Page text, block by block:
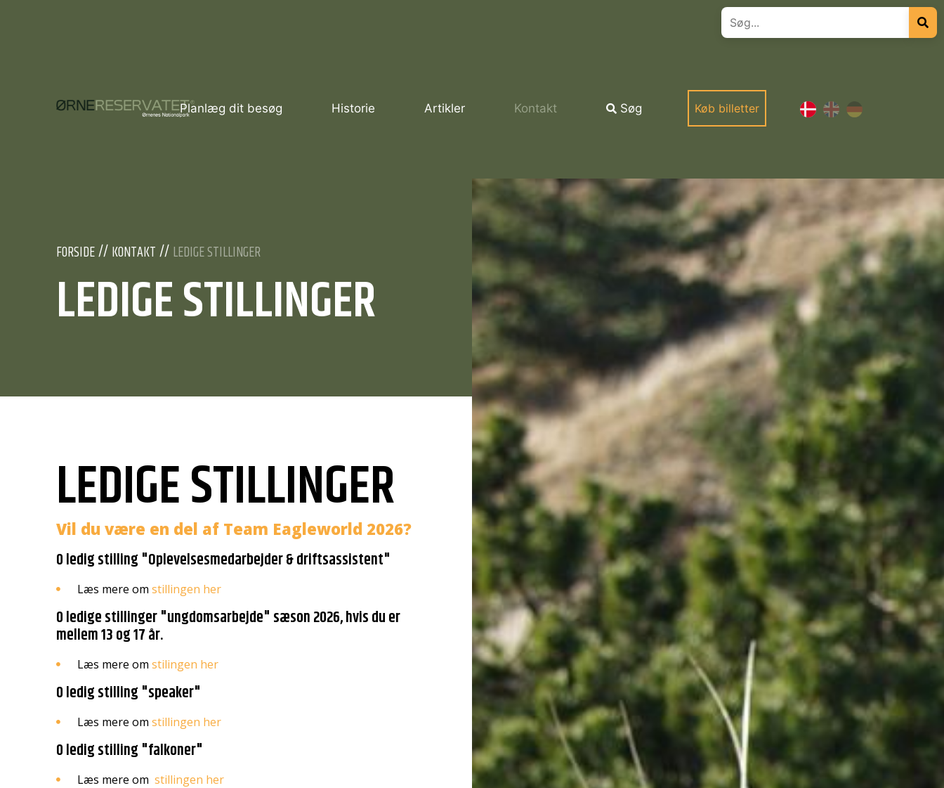
Planlæg dit besøg Historie Artikler Kontakt Søg Køb billetter
FORSIDE KONTAKT LEDIGE STILLINGER
LEDIGE STILLINGER
LEDIGE STILLINGER
Vil du være en del af Team Eagleworld 2026?
0 ledig stilling "Oplevelsesmedarbejder & driftsassistent"
Læs mere om stillingen her
0 ledige stillinger "ungdomsarbejde" sæson 2026, hvis du er
mellem 13 og 17 år.
Læs mere om stilingen her
0 ledig stilling "speaker"
Læs mere om stillingen her
0 ledig stilling "falkoner"
Læs mere om stillingen her